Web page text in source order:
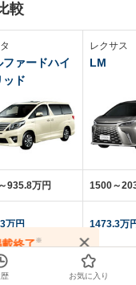
較
ファードハイ
ッド
935.8万円
万円
レクサス
LM
1500～
1473.3万
5.0
終了※
さい
歴 お気に入り